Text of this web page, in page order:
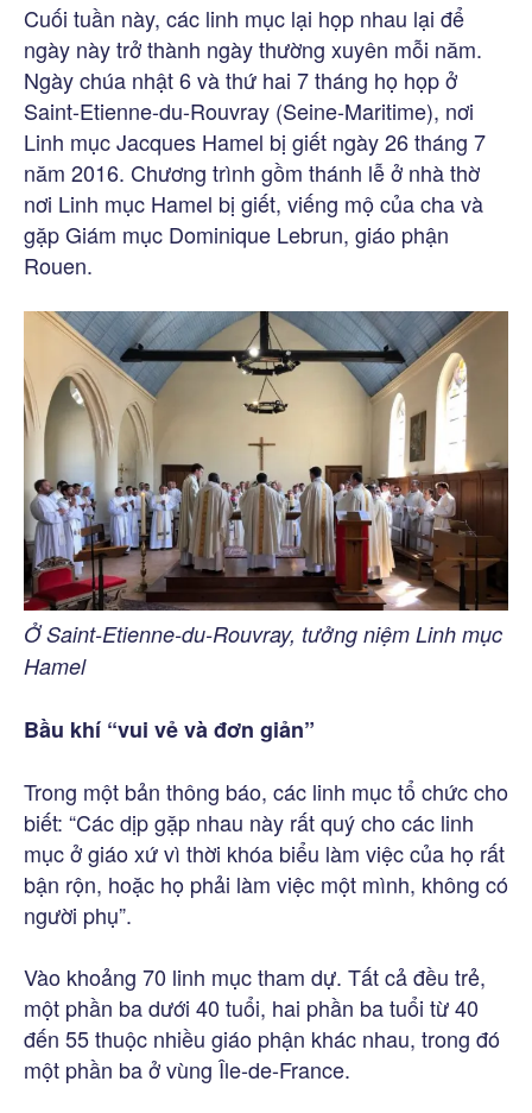
Cuối tuần này, các linh mục lại họp nhau lại để
ngày này trở thành ngày thường xuyên mỗi năm.
Ngày chúa nhật 6 và thứ hai 7 tháng họ họp ở
Saint-Etienne-du-Rouvray (Seine-Maritime), nơi
Linh mục Jacques Hamel bị giết ngày 26 tháng 7
năm 2016. Chương trình gồm thánh lễ ở nhà thờ
nơi Linh mục Hamel bị giết, viếng mộ của cha và
gặp Giám mục Dominique Lebrun, giáo phận
Rouen.
Ở Saint-Etienne-du-Rouvray, tưởng niệm Linh mục
Hamel
Bầu khí “vui vẻ và đơn giản”
Trong một bản thông báo, các linh mục tổ chức cho
biết: “Các dịp gặp nhau này rất quý cho các linh
mục ở giáo xứ vì thời khóa biểu làm việc của họ rất
bận rộn, hoặc họ phải làm việc một mình, không có
người phụ”.
Vào khoảng 70 linh mục tham dự. Tất cả đều trẻ,
một phần ba dưới 40 tuổi, hai phần ba tuổi từ 40
đến 55 thuộc nhiều giáo phận khác nhau, trong đó
một phần ba ở vùng Île-de-France.